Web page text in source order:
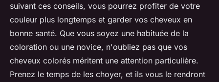
suivant ces conseils, vous pourrez profiter de votre
couleur plus longtemps et garder vos cheveux en
bonne santé. Que vous soyez une habituée de la
coloration ou une novice, n'oubliez pas que vos
cheveux colorés méritent une attention particulière.
Prenez le temps de les choyer, et ils vous le rendront